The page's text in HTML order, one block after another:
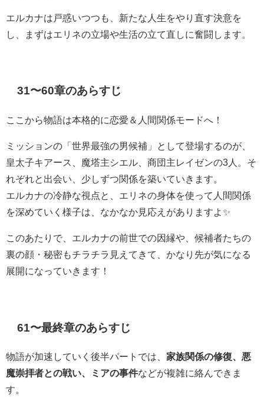
エルカナは戸惑いつつも、新たな人生をやり直す決意を
し、まずはエリネの立場や生活の立て直しに奮闘します。
31〜60章のあらすじ
ここから物語は本格的に恋愛＆人間関係モードへ！
ミッションの「世界最強の男候補」として登場するのが、
皇太子キアース、魔塔主シエル、商団主レイゼンの3人。そ
れぞれと出会い、少しずつ関係を築いていきます。
エルカナの冷静な視点と、エリネの身体を使って人間関係
を深めていく様子は、なかなか見応えがありますよ✨
このあたりで、エルカナの前世での因縁や、候補者たちの
裏の顔・秘密もチラチラ見えてきて、かなり先が気になる
展開になっていきます！
61〜最終章のあらすじ
物語が加速していく後半パートでは、 家族関係の修復、悪
魔崇拝者との戦い、ミアの事件などが複雑に絡んできま
す。